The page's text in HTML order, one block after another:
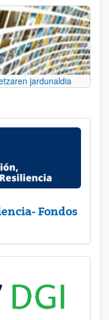
jardunaldia
Fondos